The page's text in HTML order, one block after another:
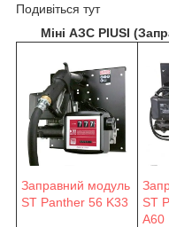
Подивіться тут
Міні АЗС PIUSI
Заправний модуль
ST Panther 56 K33
ST
A60